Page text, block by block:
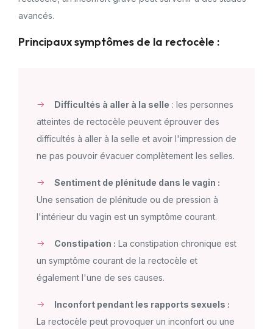
avancés.
Principaux symptômes de la rectocèle :
Difficultés à aller à la selle : les personnes
atteintes de rectocèle peuvent éprouver des
difficultés à aller à la selle et avoir l'impression de
ne pas pouvoir évacuer complètement les selles.
Sentiment de plénitude dans le vagin :
Une sensation de plénitude ou de pression à
l'intérieur du vagin est un symptôme courant.
Constipation : La constipation chronique est
un symptôme courant de la rectocèle et
également l'une de ses causes.
Inconfort pendant les rapports sexuels :
La rectocèle peut provoquer un inconfort ou une